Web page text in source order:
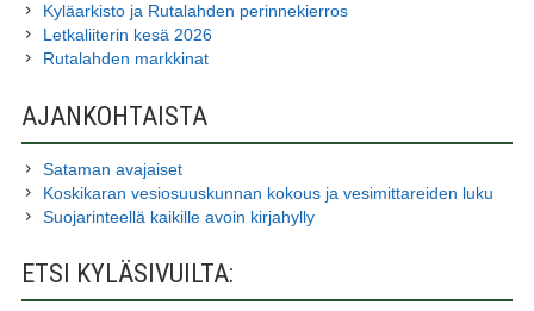
Kyläarkisto ja Rutalahden perinnekierros
Letkaliiterin kesä 2026
Rutalahden markkinat
AJANKOHTAISTA
Sataman avajaiset
Koskikaran vesiosuuskunnan kokous ja vesimittareiden luku
Suojarinteellä kaikille avoin kirjahylly
ETSI KYLÄSIVUILTA: